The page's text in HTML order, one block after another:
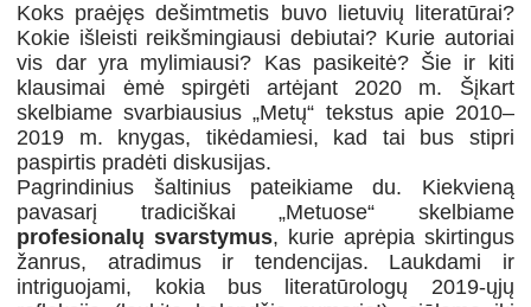
Koks praėjęs dešimtmetis buvo lietuvių literatūrai?
Kokie išleisti reikšmingiausi debiutai? Kurie autoriai
vis dar yra mylimiausi? Kas pasikeitė? Šie ir kiti
klausimai ėmė spirgėti artėjant 2020 m. Šįkart
skelbiame svarbiausius „Metų“ tekstus apie 2010–
2019 m. knygas, tikėdamiesi, kad tai bus stipri
paspirtis pradėti diskusijas.
Pagrindinius šaltinius pateikiame du. Kiekvieną
pavasarį tradiciškai „Metuose“ skelbiame
profesionalų svarstymus, kurie aprėpia skirtingus
žanrus, atradimus ir tendencijas. Laukdami ir
intriguojami, kokia bus literatūrologų 2019-ųjų